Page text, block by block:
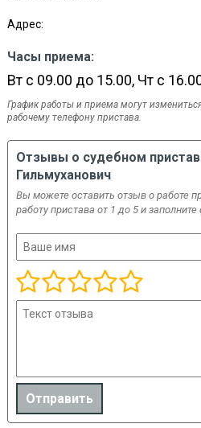
Адрес:
Часы приема:
Вт с 09.00 до 15.00, Чт с
График работы и приема могут
рабочему телефону пристава.
Отзывы о судебном
Гильмуханович
Вы можете оставить отзыв о работе
работу пристава от 1 до 5 и